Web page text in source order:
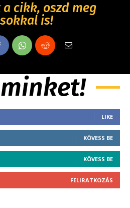
cikk, oszd meg
is!
LIKE
KÖVESS BE
KÖVESS BE
FELIRATKOZÁS